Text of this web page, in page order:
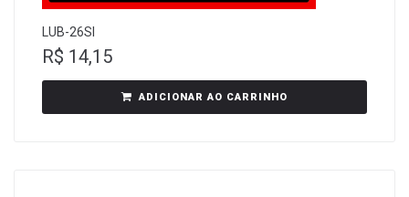
LUB-26SI
R$ 14,15
ADICIONAR AO CARRINHO